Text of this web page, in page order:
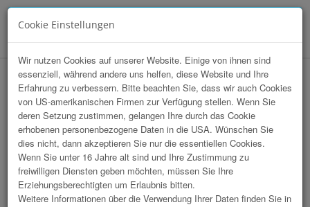
Installation Domplatz / Wkoö
FloristInnen
Cookie Einstellungen
Wir nutzen Cookies auf unserer Website. Einige von ihnen sind
essenziell, während andere uns helfen, diese Website und Ihre
Erfahrung zu verbessern. Bitte beachten Sie, dass wir auch Cookies
von US-amerikanischen Firmen zur Verfügung stellen. Wenn Sie
deren Setzung zustimmen, gelangen Ihre durch das Cookie
erhobenen personenbezogene Daten in die USA. Wünschen Sie
dies nicht, dann akzeptieren Sie nur die essentiellen Cookies.
Wenn Sie unter 16 Jahre alt sind und Ihre Zustimmung zu
freiwilligen Diensten geben möchten, müssen Sie Ihre
Erziehungsberechtigten um Erlaubnis bitten.
Weitere Informationen über die Verwendung Ihrer Daten finden Sie in